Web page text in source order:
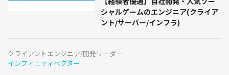
シャルゲームのエンジニア(クライア
ント/サーバー/インフラ)
クライアントエンジニア/開発リーダー
インフィニティベクター